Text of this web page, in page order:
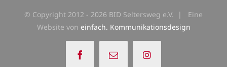
© Copyright 2012 - 2026 BID Seltersweg e.V. | Eine
Website von einfach. Kommunikationsdesign
FacebookE-
Instagram